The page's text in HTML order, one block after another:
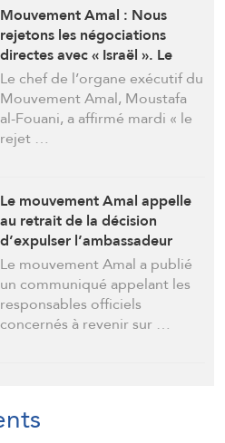
Mouvement Amal : Nous
rejetons les négociations
directes avec « Israël ». Le
Mécanisme est le cadre pour
mettre fin à l’agression
Le chef de l’organe exécutif du
Mouvement Amal, Moustafa
al-Fouani, a affirmé mardi « le
rejet …
Le mouvement Amal appelle
au retrait de la décision
d’expulser l’ambassadeur
d’Iran pour éviter une crise
politique
Le mouvement Amal a publié
un communiqué appelant les
responsables officiels
concernés à revenir sur …